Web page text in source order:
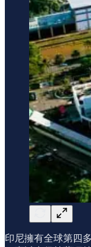
印尼擁有全球第四